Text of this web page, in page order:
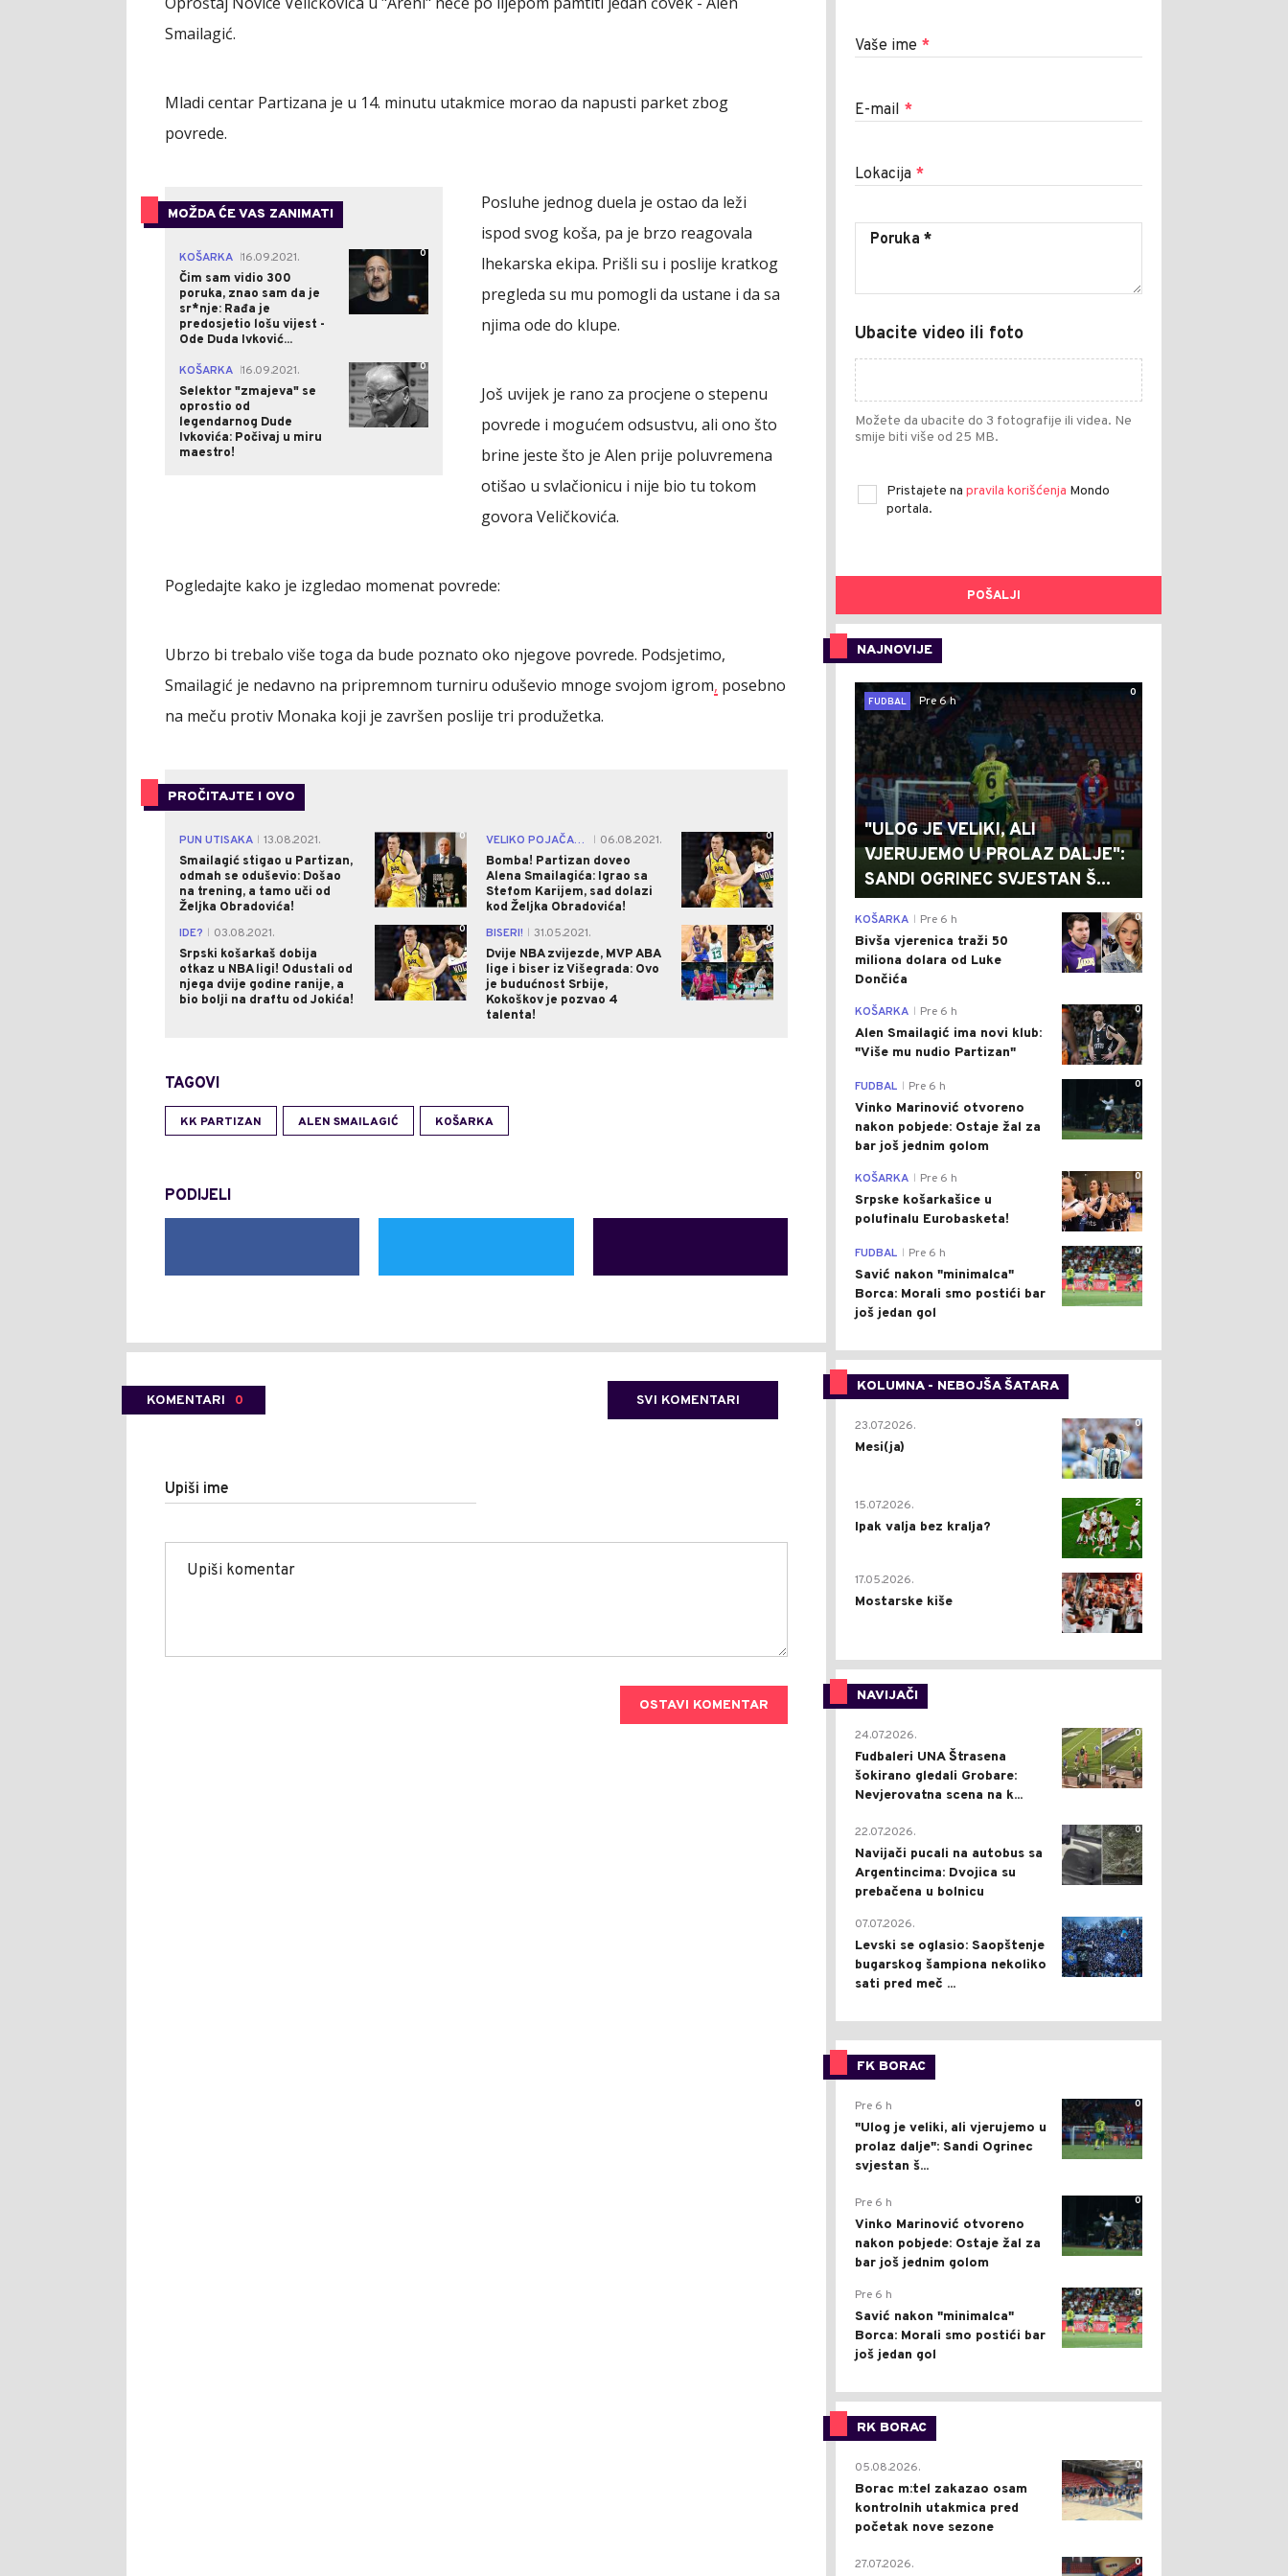
Smailagić.
Mladi centar Partizana je u 14. minutu utakmice morao da napusti parket zbog
povrede.
MOŽDA ĆE VAS ZANIMATI
KOŠARKA 16.09.2021.
Čim sam vidio 300
poruka, znao sam da je
sr*nje: Rađa je
predosjetio lošu vijest -
Ode Duda Ivković...
0
KOŠARKA 16.09.2021.
Selektor "zmajeva" se
oprostio od
legendarnog Dude
Ivkovića: Počivaj u miru
maestro!
0
Posluhe jednog duela je ostao da leži
ispod svog koša, pa je brzo reagovala
lhekarska ekipa. Prišli su i poslije kratkog
pregleda su mu pomogli da ustane i da sa
njima ode do klupe.
Još uvijek je rano za procjene o stepenu
povrede i mogućem odsustvu, ali ono što
brine jeste što je Alen prije poluvremena
otišao u svlačionicu i nije bio tu tokom
govora Veličkovića.
Pogledajte kako je izgledao momenat povrede:
Ubrzo bi trebalo više toga da bude poznato oko njegove povrede. Podsjetimo,
Smailagić je nedavno na pripremnom turniru oduševio mnoge svojom igrom, posebno
na meču protiv Monaka koji je završen poslije tri produžetka.
PROČITAJTE I OVO
PUN UTISAKA
13.08.2021.
Smailagić stigao u Partizan,
odmah se oduševio: Došao
na trening, a tamo uči od
Željka Obradovića!
0 VELIKO POJAČANJE
06.08.2021.
Bomba! Partizan doveo
Alena Smailagića: Igrao sa
Stefom Karijem, sad dolazi
kod Željka Obradovića!
0
IDE?
03.08.2021.
Srpski košarkaš dobija
otkaz u NBA ligi! Odustali od
njega dvije godine ranije, a
bio bolji na draftu od Jokića!
0 BISERI!
31.05.2021.
Dvije NBA zvijezde, MVP ABA
lige i biser iz Višegrada: Ovo
je budućnost Srbije,
Kokoškov je pozvao 4
talenta!
0
TAGOVI
KK PARTIZAN ALEN SMAILAGIĆ KOŠARKA
PODIJELI
KOMENTARI 0 SVI KOMENTARI
Upiši ime
OSTAVI KOMENTAR
Vaše ime *
E-mail *
Lokacija *
Ubacite video ili foto
Možete da ubacite do 3 fotografije ili videa. Ne
smije biti više od 25 MB.
Pristajete na pravila korišćenja Mondo
portala.
POŠALJI
NAJNOVIJE
0
FUDBAL
Pre 6 h
"ULOG JE VELIKI, ALI
VJERUJEMO U PROLAZ DALJE":
SANDI OGRINEC SVJESTAN Š...
0
KOŠARKA Pre 6 h
Bivša vjerenica traži 50
miliona dolara od Luke
Dončića
0
KOŠARKA Pre 6 h
Alen Smailagić ima novi klub:
"Više mu nudio Partizan"
0
FUDBAL Pre 6 h
Vinko Marinović otvoreno
nakon pobjede: Ostaje žal za
bar još jednim golom
0
KOŠARKA Pre 6 h
Srpske košarkašice u
polufinalu Eurobasketa!
0
FUDBAL Pre 6 h
Savić nakon "minimalca"
Borca: Morali smo postići bar
još jedan gol
KOLUMNA - NEBOJŠA ŠATARA
0
23.07.2026.
Mesi(ja)
2
15.07.2026.
Ipak valja bez kralja?
0
17.05.2026.
Mostarske kiše
NAVIJAČI
0
24.07.2026.
Fudbaleri UNA Štrasena
šokirano gledali Grobare:
Nevjerovatna scena na k...
0
22.07.2026.
Navijači pucali na autobus sa
Argentincima: Dvojica su
prebačena u bolnicu
1
07.07.2026.
Levski se oglasio: Saopštenje
bugarskog šampiona nekoliko
sati pred meč ...
FK BORAC
0
Pre 6 h
"Ulog je veliki, ali vjerujemo u
prolaz dalje": Sandi Ogrinec
svjestan š...
0
Pre 6 h
Vinko Marinović otvoreno
nakon pobjede: Ostaje žal za
bar još jednim golom
0
Pre 6 h
Savić nakon "minimalca"
Borca: Morali smo postići bar
još jedan gol
RK BORAC
0
05.08.2026.
Borac m:tel zakazao osam
kontrolnih utakmica pred
početak nove sezone
0
27.07.2026.